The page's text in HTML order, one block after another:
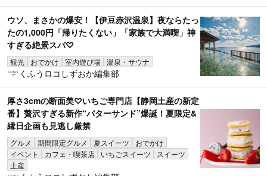
ウソ、まさかの爆安！【伊豆赤沢温泉】夜ならたっ
たの1,000円「帰りたくない」「家族で大満喫」神
すぎる絶景スパ♡
観光 おでかけ 室内遊び場 温泉・サウナ
くふうロコしずおか編集部
厚さ3cmの断面美♡いちご専門店【静岡土産の新定
番】贅沢すぎる新作“バターサンド”爆誕！夏限定&
縁日企画も見逃し厳禁
グルメ 期間限定グルメ 夏スイーツ
おでかけ
イベント
カフェ・喫茶店 いちごスイーツ
スイーツ
土産